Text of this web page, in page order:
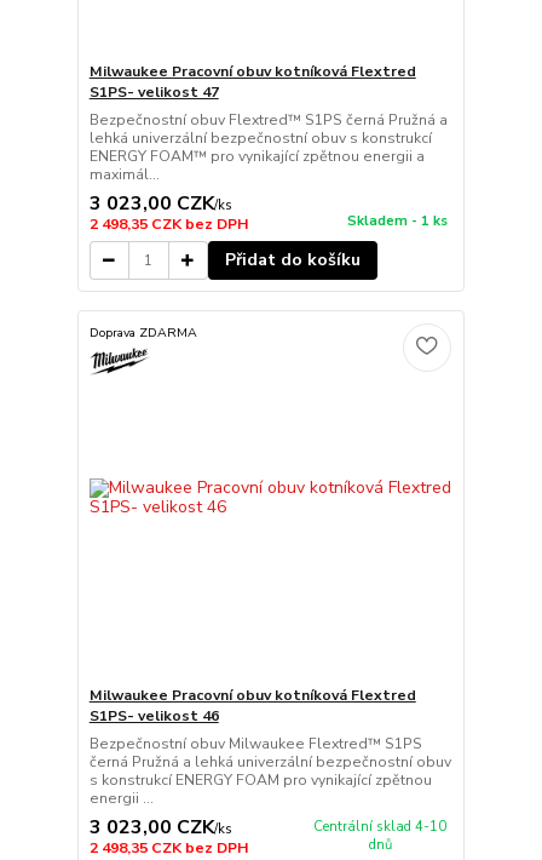
Milwaukee Pracovní obuv kotníková Flextred
S1PS- velikost 47
Bezpečnostní obuv Flextred™ S1PS černá Pružná a
lehká univerzální bezpečnostní obuv s konstrukcí
ENERGY FOAM™ pro vynikající zpětnou energii a
maximál...
3 023,00 CZK/ks
2 498,35 CZKbez DPH Skladem - 1 ks
Přidat do košíku
Doprava ZDARMA
Milwaukee Pracovní obuv kotníková Flextred
S1PS- velikost 46
Bezpečnostní obuv Milwaukee Flextred™ S1PS
černá Pružná a lehká univerzální bezpečnostní obuv
s konstrukcí ENERGY FOAM pro vynikající zpětnou
energii ...
3 023,00 CZK/ks
2 498,35 CZKbez DPH
Centrální sklad 4-10
dnů